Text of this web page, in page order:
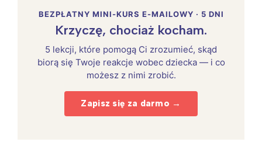
BEZPŁATNY MINI-KURS E-MAILOWY · 5 DNI
Krzyczę, chociaż kocham.
5 lekcji, które pomogą Ci zrozumieć, skąd
biorą się Twoje reakcje wobec dziecka — i co
możesz z nimi zrobić.
Zapisz się za darmo →